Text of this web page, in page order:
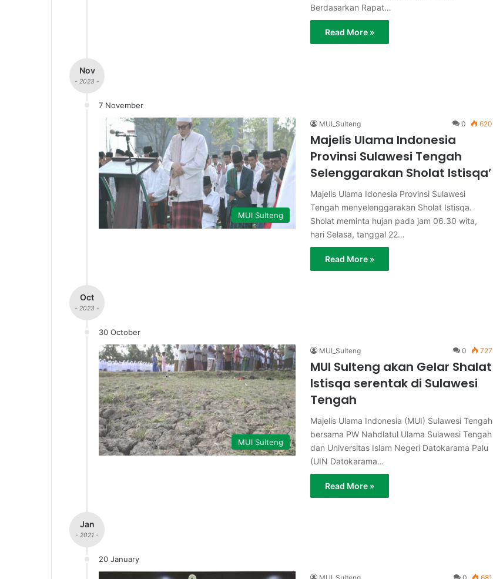
Berdasarkan Rapat…
Read More »
Nov
- 2023 -
7 November
MUI Sulteng
MUI_Sulteng 0 620
Majelis Ulama Indonesia
Provinsi Sulawesi Tengah
Selenggarakan Sholat Istisqa’
Majelis Ulama Idonesia Provinsi Sulawesi
Tengah menyelenggarakan Sholat Istisqa.
Sholat meminta hujan pada jam 06.30 wita,
hari Selasa, tanggal 22…
Read More »
Oct
- 2023 -
30 October
MUI Sulteng
MUI_Sulteng 0 727
MUI Sulteng akan Gelar Shalat
Istisqa serentak di Sulawesi
Tengah
Majelis Ulama Indonesia (MUI) Sulawesi Tengah
bersama PW Nahdlatul Ulama Sulawesi Tengah
dan Universitas Islam Negeri Datokarama Palu
(UIN Datokarama…
Read More »
Jan
- 2021 -
20 January